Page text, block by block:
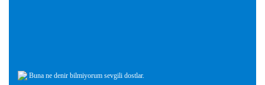
Buna ne denir bilmiyorum sevgili dostlar.